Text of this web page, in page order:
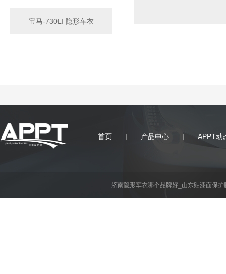
宝马-730LI 隐形车衣
首页 产品中心 APPT动
济南隐形车衣哪个品牌好_山东贴漆面保